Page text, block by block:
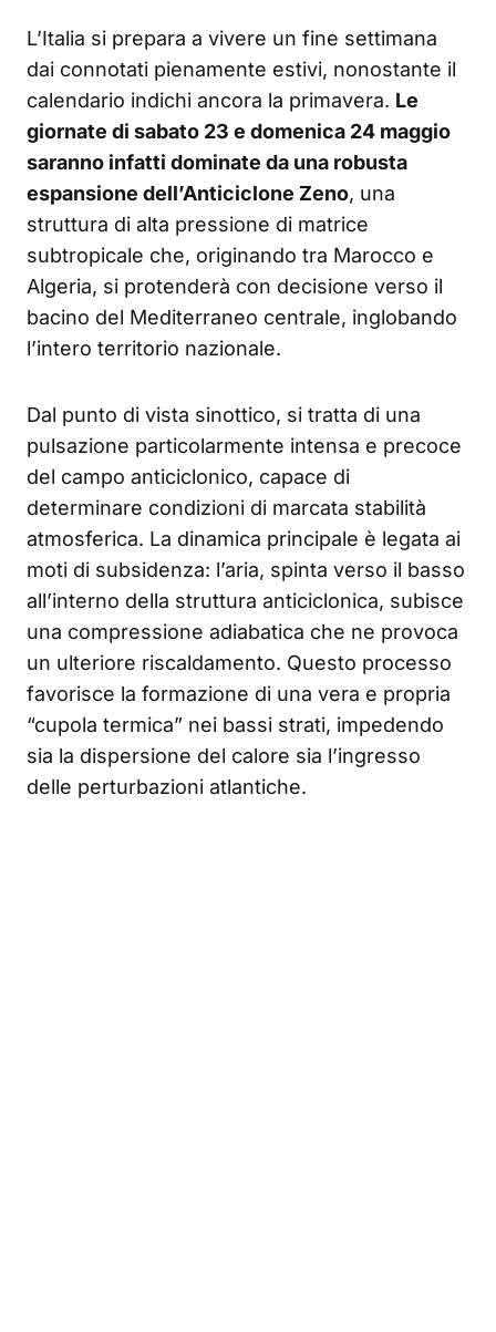
L’Italia si prepara a vivere un fine settimana
dai connotati pienamente estivi, nonostante il
calendario indichi ancora la primavera. Le
giornate di sabato 23 e domenica 24 maggio
saranno infatti dominate da una robusta
espansione dell’Anticiclone Zeno, una
struttura di alta pressione di matrice
subtropicale che, originando tra Marocco e
Algeria, si protenderà con decisione verso il
bacino del Mediterraneo centrale, inglobando
l’intero territorio nazionale.
Dal punto di vista sinottico, si tratta di una
pulsazione particolarmente intensa e precoce
del campo anticiclonico, capace di
determinare condizioni di marcata stabilità
atmosferica. La dinamica principale è legata ai
moti di subsidenza: l’aria, spinta verso il basso
all’interno della struttura anticiclonica, subisce
una compressione adiabatica che ne provoca
un ulteriore riscaldamento. Questo processo
favorisce la formazione di una vera e propria
“cupola termica” nei bassi strati, impedendo
sia la dispersione del calore sia l’ingresso
delle perturbazioni atlantiche.